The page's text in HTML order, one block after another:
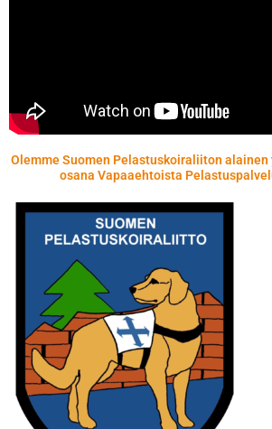
Olemme Suomen Pelastuskoiraliiton
osana Vapaaehtoista